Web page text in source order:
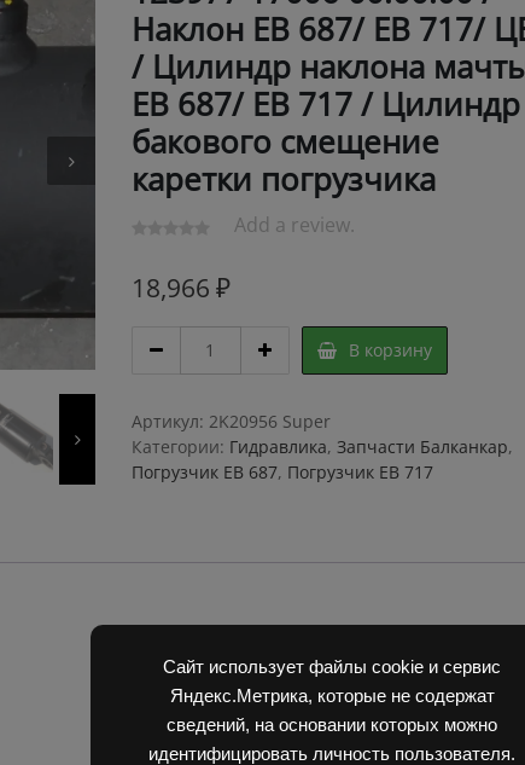
Сайт использует файлы cookie и сервис
Яндекс.Метрика, которые не содержат
сведений, на основании которых можно
идентифицировать личность пользователя.
Наклон ЕВ 687/ ЕВ 717/
/ Цилиндр наклона
ЕВ 687/ ЕВ 717 / Цилиндр
бакового смещение
каретки погрузчика
Add a review.
18,966 ₽
90х75/70
123977
17006
00.00.00
687/
/
Цилиндр
наклона
мачты
В корзину
Артикул: 2K20956 Super
Категории: Гидравлика, Запчасти Балканкар,
Погрузчик ЕВ 687, Погрузчик ЕВ 717